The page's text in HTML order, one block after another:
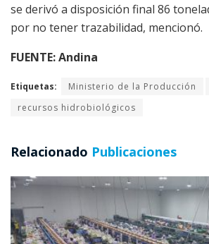
se derivó a disposición final 86
por no tener trazabilidad, mencionó.
FUENTE: Andina
Etiquetas: Ministerio de la Producción
recursos hidrobiológicos
Relacionado Publicaciones